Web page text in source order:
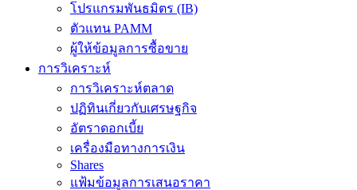
โปรแกรมพันธมิตร (IB)
ตัวแทน PAMM
ผู้ให้ข้อมูลการซื้อขาย
การวิเคราะห์
การวิเคราะห์ตลาด
ปฏิทินเกี่ยวกับเศรษฐกิจ
อัตราดอกเบี้ย
เครื่องมือทางการเงิน
Shares
แฟ้มข้อมูลการเสนอราคา